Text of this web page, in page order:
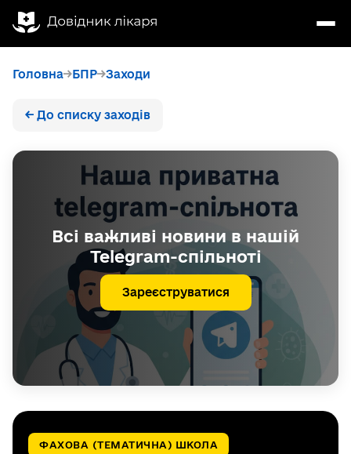
Головна БПР Заходи
← До списку заходів
Всі важливі новини в нашій
Telegram-спільноті
Зареєструватися
ФАХОВА (ТЕМАТИЧНА) ШКОЛА